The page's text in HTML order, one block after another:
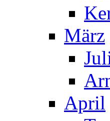
März
April